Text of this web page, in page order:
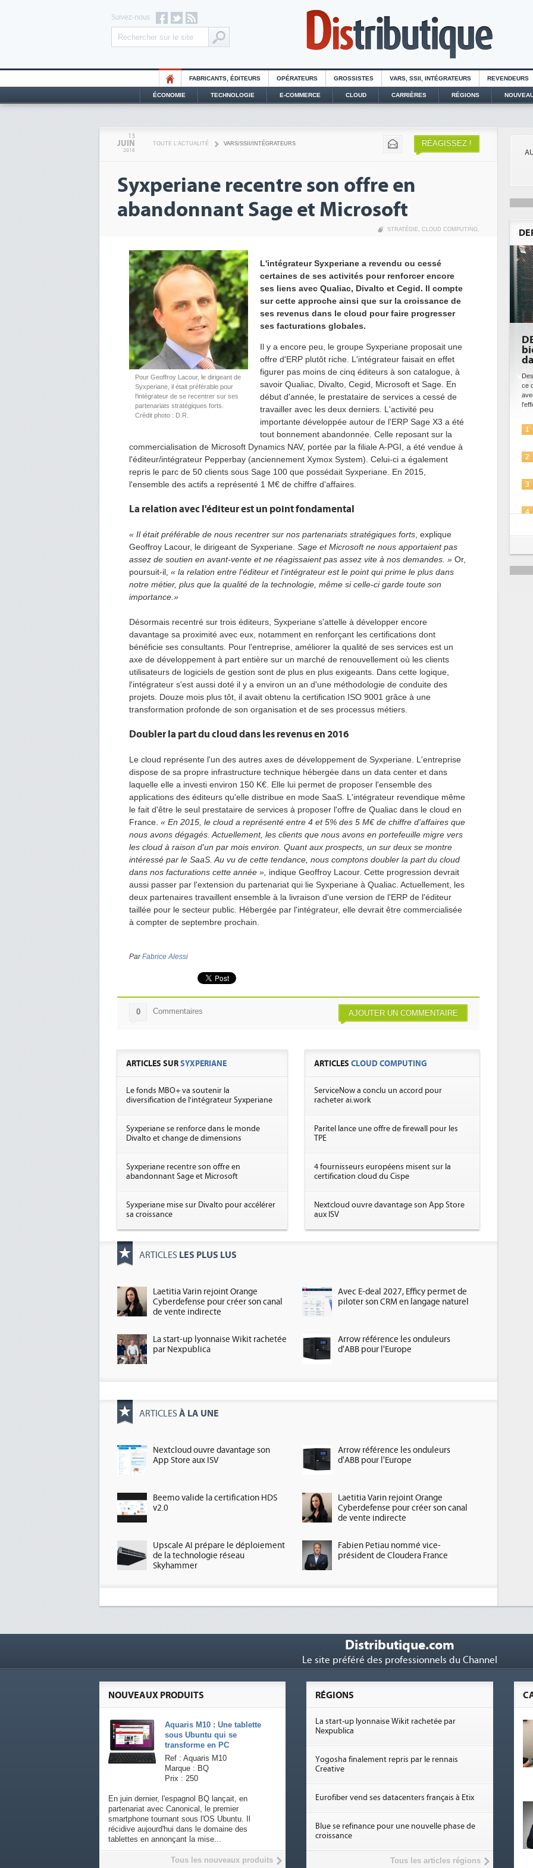
Suivez-nous
FABRICANTS, ÉDITEURS OPÉRATEURS GROSSISTES VARS, SSII, INTÉGRATEURS REVENDEURS
ÉCONOMIE TECHNOLOGIE E-COMMERCE CLOUD CARRIÈRES RÉGIONS
13
JUIN
2016
TOUTE L'ACTUALITÉ VARS/SSII/INTÉGRATEURS RÉAGISSEZ !
Syxperiane recentre son offre en
abandonnant Sage et Microsoft
STRATÉGIE, CLOUD COMPUTING,
Pour Geoffroy Lacour, le dirigeant de
Syxperiane, il était préférable pour
l'intégrateur de se recentrer sur ses
partenariats stratégiques forts.
Crédit photo : D.R.
L'intégrateur Syxperiane a revendu ou cessé
certaines de ses activités pour renforcer encore
ses liens avec Qualiac, Divalto et Cegid. Il compte
sur cette approche ainsi que sur la croissance de
ses revenus dans le cloud pour faire progresser
ses facturations globales.
Il y a encore peu, le groupe Syxperiane proposait une
offre d'ERP plutôt riche. L'intégrateur faisait en effet
figurer pas moins de cinq éditeurs à son catalogue, à
savoir Qualiac, Divalto, Cegid, Microsoft et Sage. En
début d'année, le prestataire de services a cessé de
travailler avec les deux derniers. L'activité peu
importante développée autour de l'ERP Sage X3 a été
tout bonnement abandonnée. Celle reposant sur la
commercialisation de Microsoft Dynamics NAV, portée par la filiale A-PGI, a été vendue à
l'éditeur/intégrateur Pepperbay (anciennement Xymox System). Celui-ci a également
repris le parc de 50 clients sous Sage 100 que possédait Syxperiane. En 2015,
l'ensemble des actifs a représenté 1 M€ de chiffre d'affaires.
La relation avec l'éditeur est un point fondamental
« Il était préférable de nous recentrer sur nos partenariats stratégiques forts , explique
Geoffroy Lacour, le dirigeant de Syxperiane. Sage et Microsoft ne nous apportaient pas
assez de soutien en avant-vente et ne réagissaient pas assez vite à nos demandes. » Or,
poursuit-il, « la relation entre l'éditeur et l'intégrateur est le point qui prime le plus dans
notre métier, plus que la qualité de la technologie, même si celle-ci garde toute son
importance.»
Désormais recentré sur trois éditeurs, Syxperiane s'attelle à développer encore
davantage sa proximité avec eux, notamment en renforçant les certifications dont
bénéficie ses consultants. Pour l'entreprise, améliorer la qualité de ses services est un
axe de développement à part entière sur un marché de renouvellement où les clients
utilisateurs de logiciels de gestion sont de plus en plus exigeants. Dans cette logique,
l'intégrateur s'est aussi doté il y a environ un an d'une méthodologie de conduite des
projets. Douze mois plus tôt, il avait obtenu la certification ISO 9001 grâce à une
transformation profonde de son organisation et de ses processus métiers.
Doubler la part du cloud dans les revenus en 2016
Le cloud représente l'un des autres axes de développement de Syxperiane. L'entreprise
dispose de sa propre infrastructure technique hébergée dans un data center et dans
laquelle elle a investi environ 150 K€. Elle lui permet de proposer l'ensemble des
applications des éditeurs qu'elle distribue en mode SaaS. L'intégrateur revendique même
le fait d'être le seul prestataire de services à proposer l'offre de Qualiac dans le cloud en
France. « En 2015, le cloud a représenté entre 4 et 5% des 5 M€ de chiffre d'affaires que
nous avons dégagés. Actuellement, les clients que nous avons en portefeuille migre vers
les cloud à raison d'un par mois environ. Quant aux prospects, un sur deux se montre
intéressé par le SaaS. Au vu de cette tendance, nous comptons doubler la part du cloud
dans nos facturations cette année », indique Geoffroy Lacour. Cette progression devrait
aussi passer par l'extension du partenariat qui lie Syxperiane à Qualiac. Actuellement, les
deux partenaires travaillent ensemble à la livraison d'une version de l'ERP de l'éditeur
taillée pour le secteur public. Hébergée par l'intégrateur, elle devrait être commercialisée
à compter de septembre prochain.
ParFabrice Alessi
AJOUTER UN COMMENTAIRE
0 Commentaires
ARTICLES SURSYXPERIANE
Le fonds MBO+ va soutenir la
diversification de l'intégrateur Syxperiane
Syxperiane se renforce dans le monde
Divalto et change de dimensions
Syxperiane recentre son offre en
abandonnant Sage et Microsoft
Syxperiane mise sur Divalto pour accélérer
sa croissance
ARTICLESCLOUD COMPUTING
ServiceNow a conclu un accord pour
racheter ai.work
Paritel lance une offre de firewall pour les
TPE
4 fournisseurs européens misent sur la
certification cloud du Cispe
Nextcloud ouvre davantage son App Store
aux ISV
ARTICLES LES PLUS LUS
Laetitia Varin rejoint Orange
Cyberdefense pour créer son canal
de vente indirecte
Avec E-deal 2027, Efficy permet de
piloter son CRM en langage naturel
La start-up lyonnaise Wikit rachetée
par Nexpublica
Arrow référence les onduleurs
d'ABB pour l'Europe
ARTICLES À LA UNE
Nextcloud ouvre davantage son
App Store aux ISV
Arrow référence les onduleurs
d'ABB pour l'Europe
Beemo valide la certification HDS
v2.0
Laetitia Varin rejoint Orange
Cyberdefense pour créer son canal
de vente indirecte
Upscale AI prépare le déploiement
de la technologie réseau
Skyhammer
Fabien Petiau nommé vice-
président de Cloudera France
ce
1
2
3
4
6
Distributique.com
Le site préféré des professionnels du Channel
NOUVEAUX PRODUITS
Aquaris M10 : Une tablette
sous Ubuntu qui se
transforme en PC
Ref : Aquaris M10
Marque : BQ
Prix : 250
En juin dernier, l'espagnol BQ lançait, en
partenariat avec Canonical, le premier
smartphone tournant sous l'OS Ubuntu. Il
récidive aujourd'hui dans le domaine des
tablettes en annonçant la mise...
Tous les nouveaux produits
RÉGIONS
La start-up lyonnaise Wikit rachetée par
Nexpublica
Yogosha finalement repris par le rennais
Creative
Eurofiber vend ses datacenters français à Etix
Blue se refinance pour une nouvelle phase de
croissance
Tous les articles régions